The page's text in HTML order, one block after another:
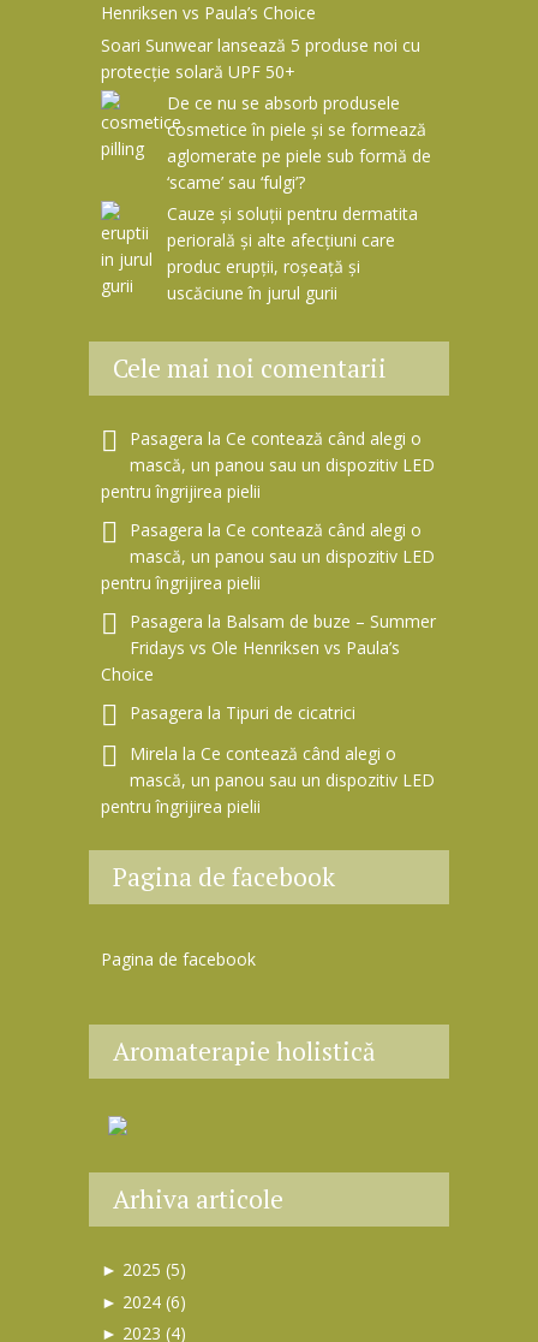
Henriksen vs Paula’s Choice
Soari Sunwear lansează 5 produse noi cu
protecție solară UPF 50+
De ce nu se absorb produsele
cosmetice în piele și se formează
aglomerate pe piele sub formă de
‘scame’ sau ‘fulgi’?
Cauze și soluții pentru dermatita
periorală și alte afecțiuni care
produc erupții, roșeață și
uscăciune în jurul gurii
Cele mai noi comentarii
Pasagera la Ce contează când alegi o
mască, un panou sau un dispozitiv LED
pentru îngrijirea pielii
Pasagera la Ce contează când alegi o
mască, un panou sau un dispozitiv LED
pentru îngrijirea pielii
Pasagera la Balsam de buze – Summer
Fridays vs Ole Henriksen vs Paula’s
Choice
Pasagera la Tipuri de cicatrici
Mirela la Ce contează când alegi o
mască, un panou sau un dispozitiv LED
pentru îngrijirea pielii
Pagina de facebook
Pagina de facebook
Aromaterapie holistică
Arhiva articole
► 2025 (5)
► sept. (1)
Produse cu protecție solară
► iul. (1)
► 2024 (6)
► oct. (2)
► 2023 (4)